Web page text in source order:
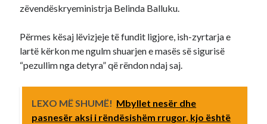
zëvendëskryeministrja Belinda Balluku.
Përmes kësaj lëvizjeje të fundit ligjore, ish-zyrtarja e
lartë kërkon me ngulm shuarjen e masës së sigurisë
“pezullim nga detyra” që rëndon ndaj saj.
LEXO MË SHUMË! Mbyllet nesër dhe
pasnesër aksi i rëndësishëm rrugor, kjo është